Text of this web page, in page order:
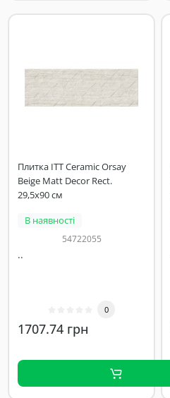
Плитка ITT Ceramic Orsay
Beige Matt Decor Rect.
29,5x90 см
В наявності
54722055
..
0
1707.74 грн